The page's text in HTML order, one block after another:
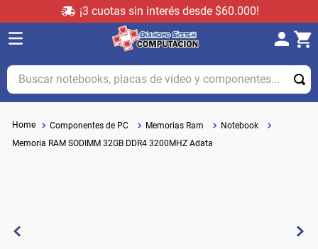
¡3 cuotas sin interés desde $60.000!
Buscar notebooks, placas de video y componentes...
Componentes de PC Memorias Ram
Notebook
Memoria RAM SODIMM 32GB DDR4 3200MHZ Adata